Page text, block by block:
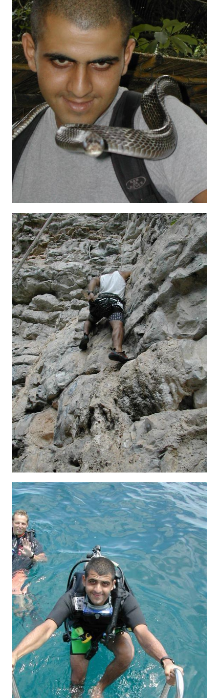
×—×•×•×ª × ×—×©×™×, ×ª××™×Œ× ×".
×˜×™×¤×•×¡ ×¦×•×§×™×, ×ª××™×Œ× ×".
×¦×Œ×™×Œ×•×ª ×‘×§×•×¤×™×¤×™ ×ª××™×Œ× ×"